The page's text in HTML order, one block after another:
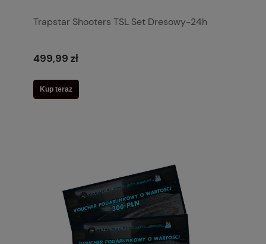
Trapstar Shooters TSL Set Dresowy-24h
499,99 zł
Kup teraz